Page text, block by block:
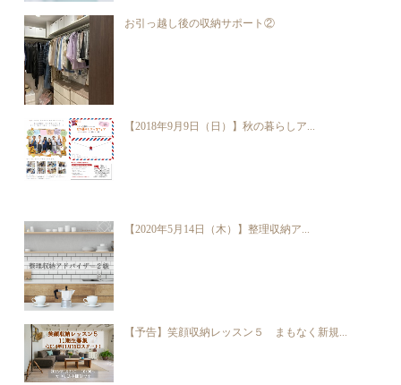
お引っ越し後の収納サポート②
【2018年9月9日（日）】秋の暮らしア...
【2020年5月14日（木）】整理収納ア...
【予告】笑顔収納レッスン５ まもなく新規...